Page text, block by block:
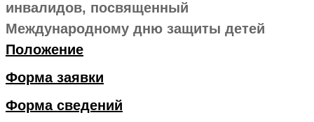
инвалидов, посвященный
Международному дню защиты детей
Положение
Форма заявки
Форма сведений